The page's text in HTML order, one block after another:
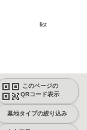
このページの
QRコード表示
墓地タイプの絞り込み
list